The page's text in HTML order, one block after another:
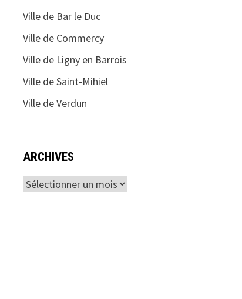
Ville de Bar le Duc
Ville de Commercy
Ville de Ligny en Barrois
Ville de Saint-Mihiel
Ville de Verdun
ARCHIVES
Archives